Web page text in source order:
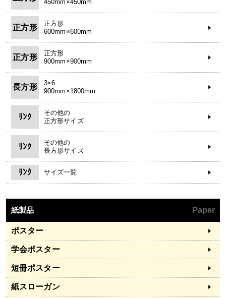
450mm×450mm
正方形
正方形
600mm×600mm
正方形
正方形
900mm×900mm
長方形
3×6
900mm×1800mm
ﾘﾝｸ
その他の
正方形サイズ
ﾘﾝｸ
その他の
長方形サイズ
ﾘﾝｸ サイズ一覧
紙製品 Paper
ポスター
学会ポスター
短冊ポスター
紙スローガン